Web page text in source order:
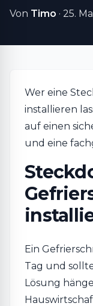
Von Timo · 25.
Wer eine
installieren
auf einen
und eine
Ein
Tag und
Lösung